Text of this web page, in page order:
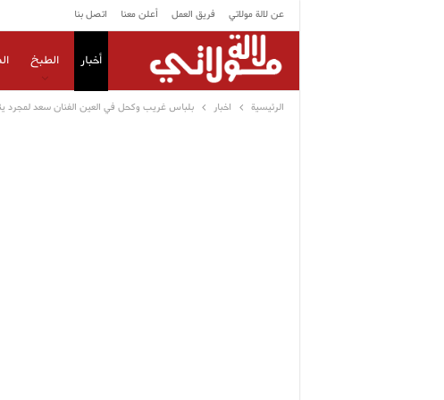
عن لالة مولاتي فريق العمل أعلن معنا اتصل بنا
أخبار الطبخ
الرئيسية اخبار بلباس غريب وكحل في العين الفنان سعد لمجرد